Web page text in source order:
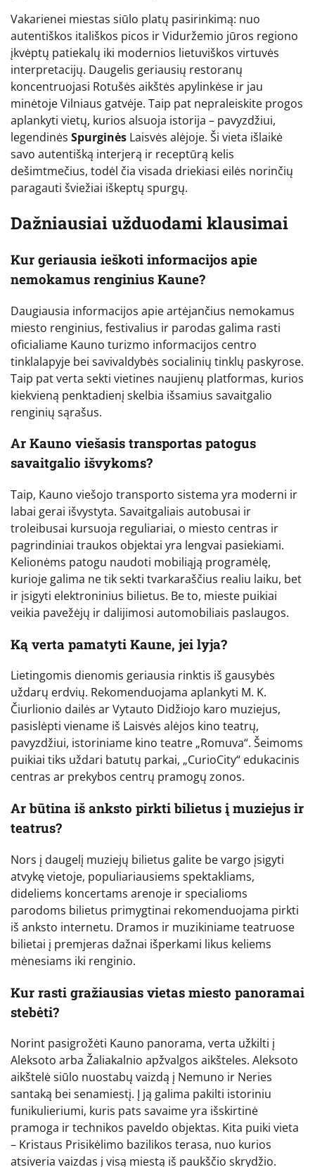
Vakarienei miestas siūlo platų pasirinkimą: nuo
autentiškos itališkos picos ir Viduržemio jūros regiono
įkvėptų patiekalų iki modernios lietuviškos virtuvės
interpretacijų. Daugelis geriausių restoranų
koncentruojasi Rotušės aikštės apylinkėse ir jau
minėtoje Vilniaus gatvėje. Taip pat nepraleiskite progos
aplankyti vietų, kurios alsuoja istorija – pavyzdžiui,
legendinės Spurginės Laisvės alėjoje. Ši vieta išlaikė
savo autentišką interjerą ir receptūrą kelis
dešimtmečius, todėl čia visada driekiasi eilės norinčių
paragauti šviežiai iškeptų spurgų.
Dažniausiai užduodami klausimai
Kur geriausia ieškoti informacijos apie
nemokamus renginius Kaune?
Daugiausia informacijos apie artėjančius nemokamus
miesto renginius, festivalius ir parodas galima rasti
oficialiame Kauno turizmo informacijos centro
tinklalapyje bei savivaldybės socialinių tinklų paskyrose.
Taip pat verta sekti vietines naujienų platformas, kurios
kiekvieną penktadienį skelbia išsamius savaitgalio
renginių sąrašus.
Ar Kauno viešasis transportas patogus
savaitgalio išvykoms?
Taip, Kauno viešojo transporto sistema yra moderni ir
labai gerai išvystyta. Savaitgaliais autobusai ir
troleibusai kursuoja reguliariai, o miesto centras ir
pagrindiniai traukos objektai yra lengvai pasiekiami.
Kelionėms patogu naudoti mobiliąją programėlę,
kurioje galima ne tik sekti tvarkaraščius realiu laiku, bet
ir įsigyti elektroninius bilietus. Be to, mieste puikiai
veikia pavežėjų ir dalijimosi automobiliais paslaugos.
Ką verta pamatyti Kaune, jei lyja?
Lietingomis dienomis geriausia rinktis iš gausybės
uždarų erdvių. Rekomenduojama aplankyti M. K.
Čiurlionio dailės ar Vytauto Didžiojo karo muziejus,
pasislėpti viename iš Laisvės alėjos kino teatrų,
pavyzdžiui, istoriniame kino teatre „Romuva“. Šeimoms
puikiai tiks uždari batutų parkai, „CurioCity“ edukacinis
centras ar prekybos centrų pramogų zonos.
Ar būtina iš anksto pirkti bilietus į muziejus ir
teatrus?
Nors į daugelį muziejų bilietus galite be vargo įsigyti
atvykę vietoje, populiariausiems spektakliams,
dideliems koncertams arenoje ir specialioms
parodoms bilietus primygtinai rekomenduojama pirkti
iš anksto internetu. Dramos ir muzikiniame teatruose
bilietai į premjeras dažnai išperkami likus keliems
mėnesiams iki renginio.
Kur rasti gražiausias vietas miesto panoramai
stebėti?
Norint pasigrožėti Kauno panorama, verta užkilti į
Aleksoto arba Žaliakalnio apžvalgos aikšteles. Aleksoto
aikštelė siūlo nuostabų vaizdą į Nemuno ir Neries
santaką bei senamiestį. Į ją galima pakilti istoriniu
funikulieriumi, kuris pats savaime yra išskirtinė
pramoga ir technikos paveldo objektas. Kita puiki vieta
– Kristaus Prisikėlimo bazilikos terasa, nuo kurios
atsiveria vaizdas į visą miestą iš paukščio skrydžio.